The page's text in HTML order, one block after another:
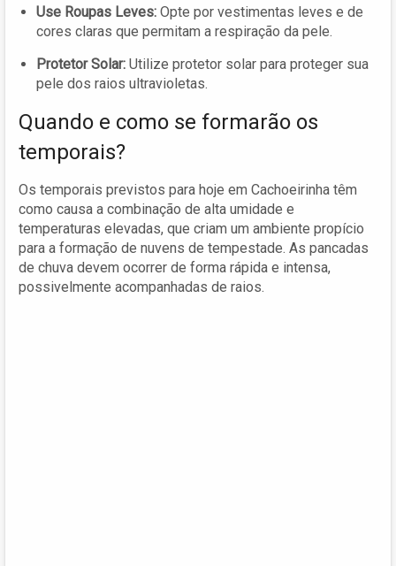
Use Roupas Leves: Opte por vestimentas leves e de
cores claras que permitam a respiração da pele.
Protetor Solar: Utilize protetor solar para proteger sua
pele dos raios ultravioletas.
Quando e como se formarão os
temporais?
Os temporais previstos para hoje em Cachoeirinha têm
como causa a combinação de alta umidade e
temperaturas elevadas, que criam um ambiente propício
para a formação de nuvens de tempestade. As pancadas
de chuva devem ocorrer de forma rápida e intensa,
possivelmente acompanhadas de raios.